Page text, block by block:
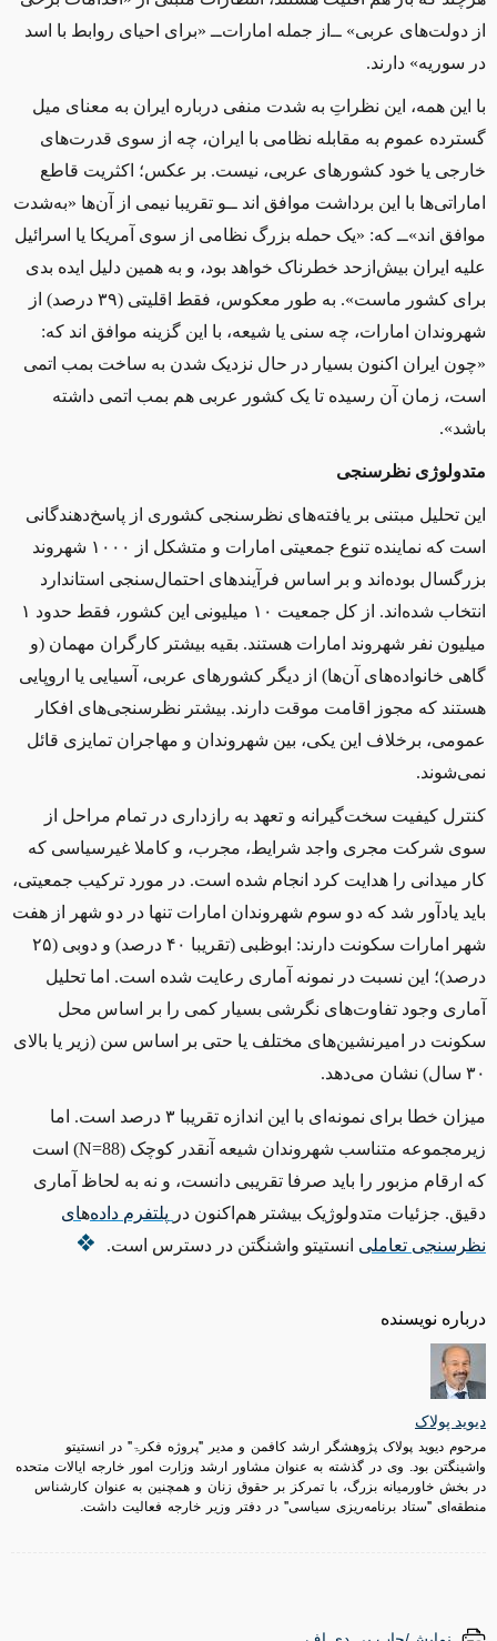
درباره نویسنده
دیوید پولاک
مرحوم دیوید پولاک پژوهشگر ارشد کافمن و مدیر "پروژه فکرۃ" در انستیتو
واشینگتن بود. وی در گذشته به عنوان مشاور ارشد وزارت امور خارجه ایالات متحده
در بخش خاورمیانه بزرگ، با تمرکز بر حقوق زنان و همچنین به عنوان کارشناس
منطقه‌ای "ستاد برنامه‌ریزی سیاسی" در دفتر وزیر خارجه فعالیت داشت.
از دولت‌های عربی» ‌ــ‌از جمله امارات‌ــ‌ «برای احیای روابط با اسد
در سوریه» دارند.
با این همه، این نظراتِ به شدت منفی درباره ایران به معنای میل
گسترده عموم به مقابله نظامی با ایران، چه از سوی قدرت‌های
خارجی یا خود کشورهای عربی، نیست. بر عکس؛ اکثریت قاطع
اماراتی‌ها با این برداشت موافق‌ اند ‌ــو تقریبا نیمی از آن‌ها «به‌شدت
موافق‌ اند»‌ــ‌ که: «یک حمله بزرگ نظامی از سوی آمریکا یا اسرائیل
علیه ایران بیش‌ازحد خطرناک خواهد بود، و به همین دلیل ایده بدی
برای کشور ماست». به ‌طور معکوس، فقط اقلیتی (۳۹ درصد) از
شهروندان امارات، چه سنی یا شیعه، با این گزینه موافق‌ اند که:
«چون ایران اکنون بسیار در حال نزدیک شدن به ساخت بمب اتمی
است، زمان آن رسیده تا یک کشور عربی هم بمب اتمی داشته
باشد».
متدولوژی نظرسنجی
این تحلیل مبتنی بر یافته‌های نظرسنجی کشوری از پاسخ‌دهندگانی
است که نماینده تنوع جمعیتی امارات و متشکل از ۱۰۰۰ شهروند
بزرگسال بوده‌اند و بر اساس فرآیندهای احتمال‌سنجی استاندارد
انتخاب شده‌اند. از کل جمعیت ۱۰ میلیونی این کشور، فقط حدود ۱
میلیون نفر شهروند امارات هستند. بقیه بیشتر کارگران مهمان (و
گاهی خانواده‌های آن‌ها) از دیگر کشورهای عربی، آسیایی یا اروپایی
هستند که مجوز اقامت موقت دارند. بیشتر نظرسنجی‌های افکار
عمومی، برخلاف این یکی، بین شهروندان و مهاجران تمایزی قائل
نمی‌شوند.
کنترل کیفیت سخت‌گیرانه و تعهد به رازداری در تمام مراحل از
سوی شرکت مجری واجد شرایط، مجرب، و کاملا غیرسیاسی که
کار میدانی را هدایت کرد انجام شده است. در مورد ترکیب جمعیتی،
باید یادآور شد که دو سوم شهروندان امارات تنها در دو شهر از هفت
شهر امارات سکونت دارند: ابوظبی (تقریبا ۴۰ درصد) و دوبی (۲۵
درصد)؛ این نسبت در نمونه آماری رعایت شده است. اما تحلیل
آماری وجود تفاوت‌های نگرشی بسیار کمی را بر اساس محل
سکونت در امیرنشین‌های مختلف یا حتی بر اساس سن (زیر یا بالای
۳۰ سال) نشان می‌دهد.
میزان خطا برای نمونه‌ای با این اندازه تقریبا ۳ درصد است. اما
زیرمجموعه متناسب شهروندان شیعه آنقدر کوچک (N=88) است
که ارقام مزبور را باید صرفا تقریبی دانست، و نه به ‌لحاظ آماری
دقیق. جزئیات متدولوژیک بیشتر هم‌اکنون در پلتفرم دادههای
نظرسنجی تعاملی انستیتو واشنگتن در دسترس است.